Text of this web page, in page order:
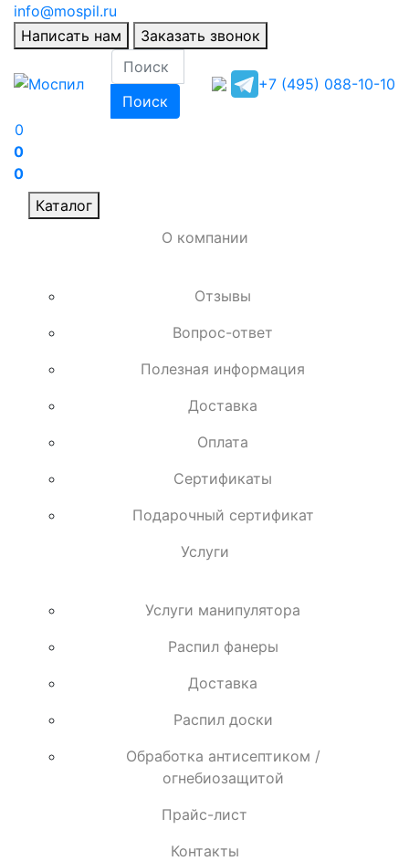
info@mospil.ru
Написать нам
Заказать звонок
Поиск
+7 (495) 088-10-10
0
0
0
Каталог
О компании
Отзывы
Вопрос-ответ
Полезная информация
Доставка
Оплата
Сертификаты
Подарочный сертификат
Услуги
Услуги манипулятора
Распил фанеры
Доставка
Распил доски
Обработка антисептиком /
огнебиозащитой
Прайс-лист
Контакты